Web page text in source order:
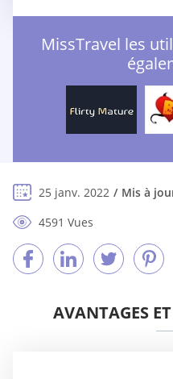
MissTravel les
25 janv. 2022 Mis à
4591 Vues
AVANTAGES